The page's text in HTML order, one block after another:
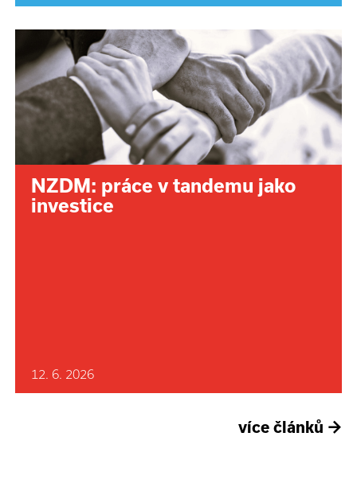
NZDM: práce v tandemu jako
investice
12. 6. 2026
více článků →